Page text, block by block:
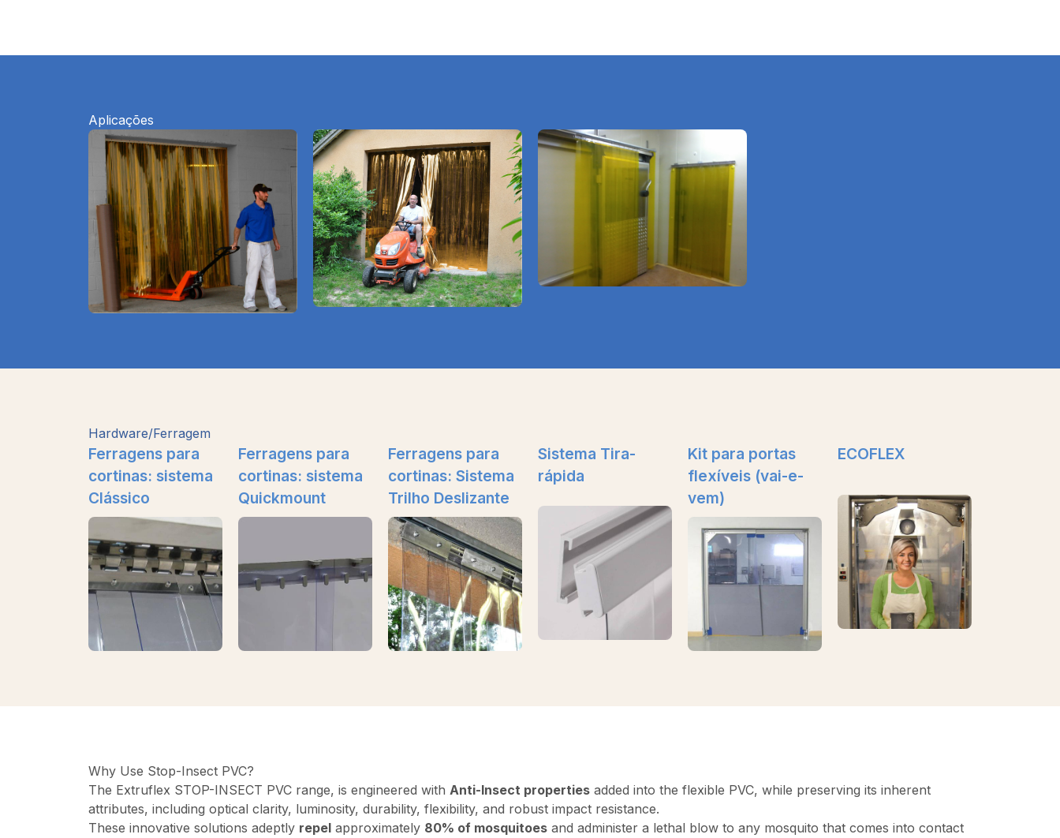
Aplicações
Hardware/Ferragem
Ferragens para
cortinas: sistema
Clássico
Ferragens para
cortinas: sistema
Quickmount
Ferragens para
cortinas: Sistema
Trilho Deslizante
Sistema Tira-
rápida
Kit para portas
flexíveis (vai-e-
vem)
ECOFLEX
Why Use Stop-Insect PVC?
The Extruflex STOP-INSECT PVC range, is engineered with Anti-Insect properties added into the flexible PVC, while preserving its inherent
attributes, including optical clarity, luminosity, durability, flexibility, and robust impact resistance.
These innovative solutions adeptly repel approximately 80% of mosquitoes and administer a lethal blow to any mosquito that comes into contact